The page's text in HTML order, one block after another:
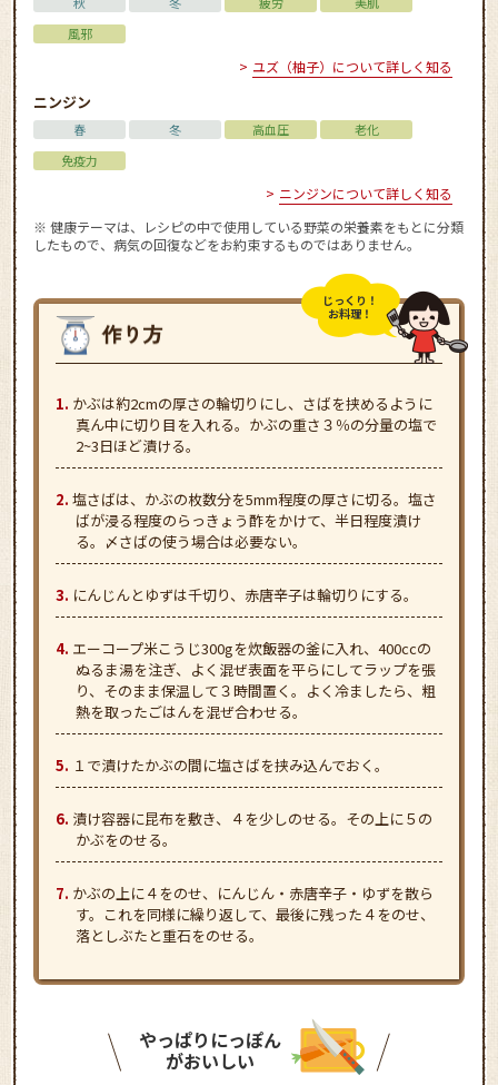
風邪
ユズ（柚子）について詳しく知る
ニンジン
春 冬 高血圧
老化
免疫力
ニンジンについて詳しく知る
※ 健康テーマは、レシピの中で使用している野菜の栄養素をもとに分類
したもので、病気の回復などをお約束するものではありません。
じっくり！
お料理！
かぶは約2cmの厚さの輪切りにし、さばを挟めるように
真ん中に切り目を入れる。かぶの重さ３％の分量の塩で
2~3日ほど漬ける。
塩さばは、かぶの枚数分を5mm程度の厚さに切る。塩さ
ばが浸る程度のらっきょう酢をかけて、半日程度漬け
る。〆さばの使う場合は必要ない。
にんじんとゆずは千切り、赤唐辛子は輪切りにする。
エーコープ米こうじ300gを炊飯器の釜に入れ、400ccの
ぬるま湯を注ぎ、よく混ぜ表面を平らにしてラップを張
り、そのまま保温して３時間置く。よく冷ましたら、粗
熱を取ったごはんを混ぜ合わせる。
１で漬けたかぶの間に塩さばを挟み込んでおく。
漬け容器に昆布を敷き、４を少しのせる。その上に５の
かぶをのせる。
かぶの上に４をのせ、にんじん・赤唐辛子・ゆずを散ら
す。これを同様に繰り返して、最後に残った４をのせ、
落としぶたと重石をのせる。
やっぱりにっぽん
がおいしい